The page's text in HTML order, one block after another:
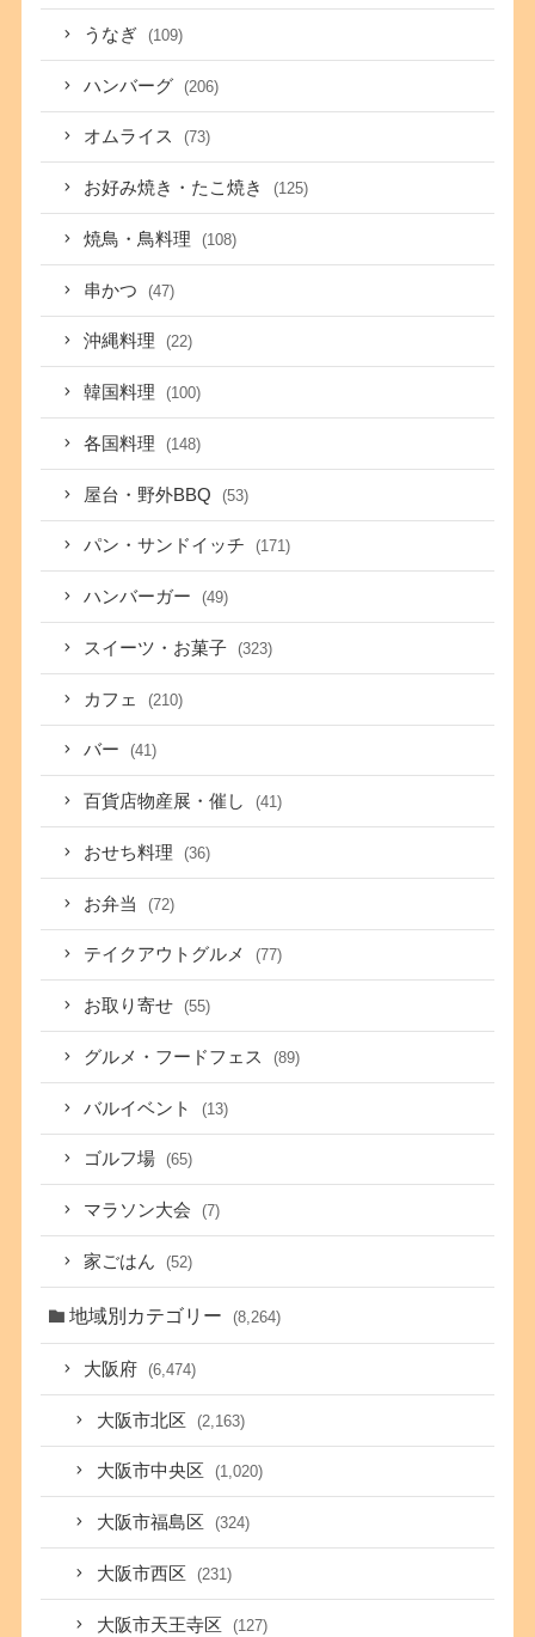
うなぎ (109)
ハンバーグ (206)
オムライス (73)
お好み焼き・たこ焼き (125)
焼鳥・鳥料理 (108)
串かつ (47)
沖縄料理 (22)
韓国料理 (100)
各国料理 (148)
屋台・野外BBQ (53)
パン・サンドイッチ (171)
ハンバーガー (49)
スイーツ・お菓子 (323)
カフェ (210)
バー (41)
百貨店物産展・催し (41)
おせち料理 (36)
お弁当 (72)
テイクアウトグルメ (77)
お取り寄せ (55)
グルメ・フードフェス (89)
バルイベント (13)
ゴルフ場 (65)
マラソン大会 (7)
家ごはん (52)
地域別カテゴリー (8,264)
大阪府 (6,474)
大阪市北区 (2,163)
大阪市中央区 (1,020)
大阪市福島区 (324)
大阪市西区 (231)
大阪市天王寺区 (127)